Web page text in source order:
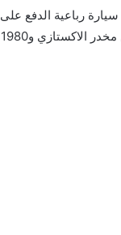
رباعية الدفع على
مستوى مدينة المحمدية، وذلك بعدما كشفت عملية التفتيش عن حيازته 20 ألف قرص من مخدر الاكستازي و1980